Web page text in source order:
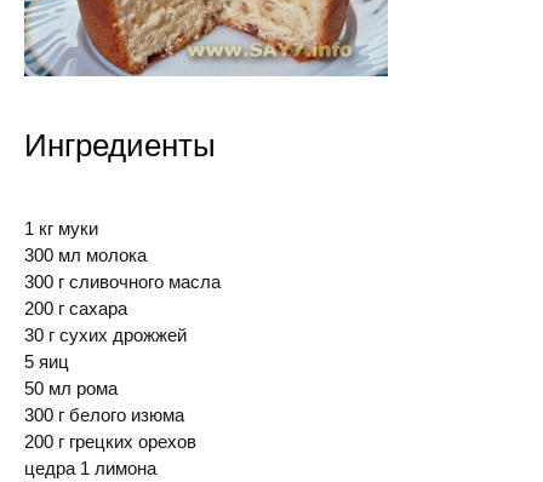
Ингредиенты
1 кг муки
300 мл молока
300 г сливочного масла
200 г сахара
30 г сухих дрожжей
5 яиц
50 мл рома
300 г белого изюма
200 г грецких орехов
цедра 1 лимона